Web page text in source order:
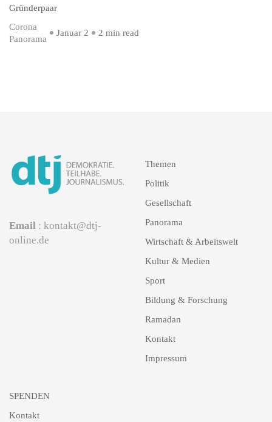
Gründerpaar
Corona
Panorama
Januar 2 2 min read
Email : kontakt@dtj-
online.de
Themen
Politik
Gesellschaft
Panorama
Wirtschaft & Arbeitswelt
Kultur & Medien
Sport
Bildung & Forschung
Ramadan
Kontakt
Impressum
SPENDEN
Kontakt